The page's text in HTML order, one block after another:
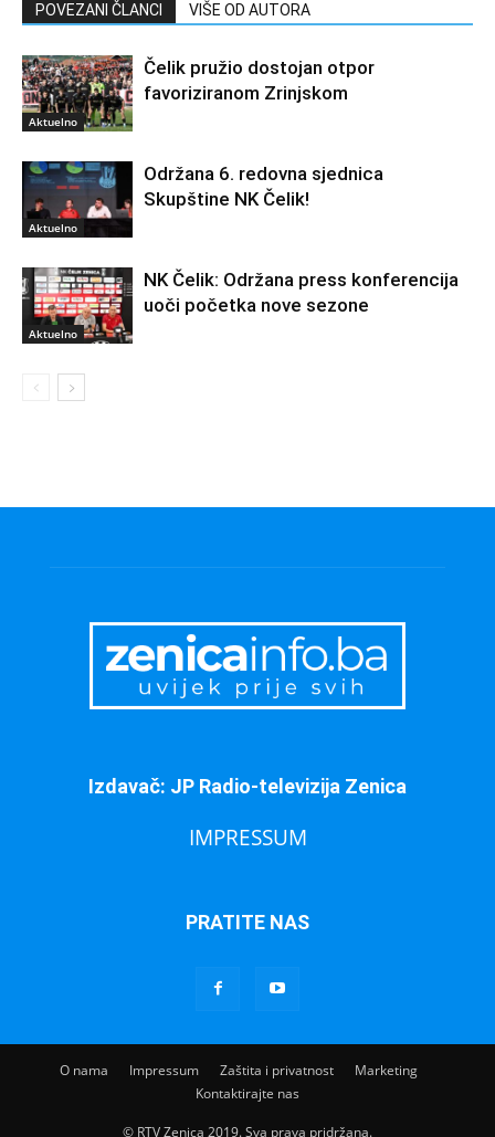
POVEZANI ČLANCI VIŠE OD AUTORA
Aktuelno
Čelik pružio dostojan otpor
favoriziranom Zrinjskom
Aktuelno
Održana 6. redovna sjednica
Skupštine NK Čelik!
Aktuelno
NK Čelik: Održana press konferencija
uoči početka nove sezone
Izdavač: JP Radio-televizija Zenica
IMPRESSUM
PRATITE NAS
O nama Impressum Zaštita i privatnost
Marketing
Kontaktirajte nas
© RTV Zenica 2019. Sva prava pridržana.